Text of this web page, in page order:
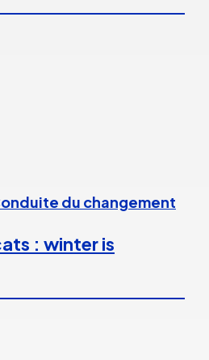
du changement
: winter is